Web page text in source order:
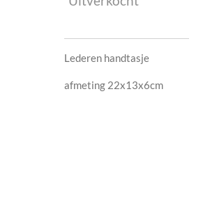
Lederen handtasje
afmeting 22x13x6cm